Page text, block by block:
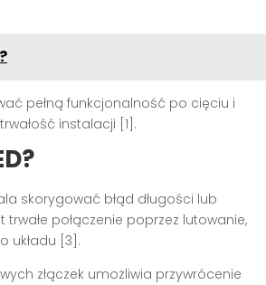
pełną funkcjonalność po cięciu i
instalacji [1].
skorygować błąd długości lub
połączenie poprzez lutowanie,
układu [3].
złączek umożliwia przywrócenie